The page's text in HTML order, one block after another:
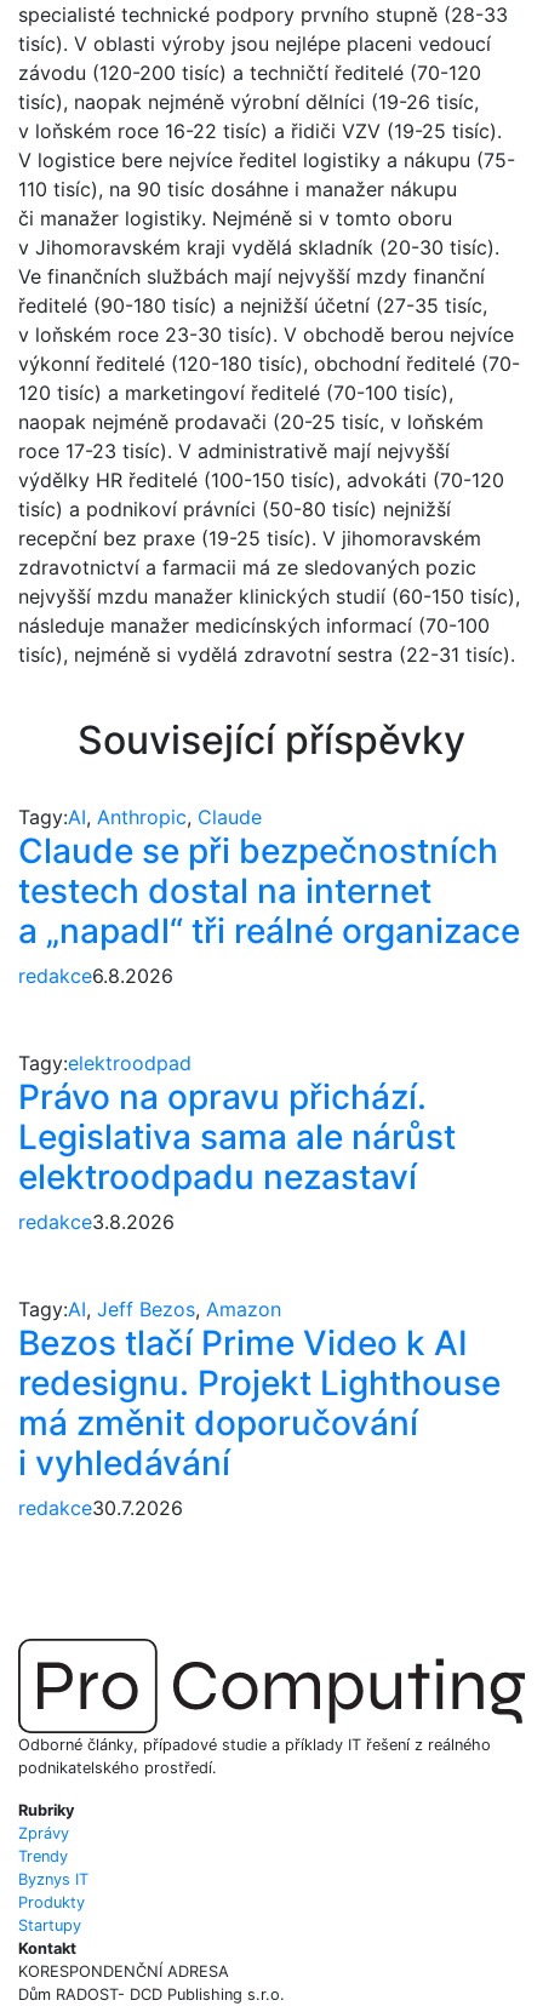
specialisté technické podpory prvního stupně (28-33
tisíc). V oblasti výroby jsou nejlépe placeni vedoucí
závodu (120-200 tisíc) a techničtí ředitelé (70-120
tisíc), naopak nejméně výrobní dělníci (19-26 tisíc,
v loňském roce 16-22 tisíc) a řidiči VZV (19-25 tisíc).
V logistice bere nejvíce ředitel logistiky a nákupu (75-
110 tisíc), na 90 tisíc dosáhne i manažer nákupu
či manažer logistiky. Nejméně si v tomto oboru
v Jihomoravském kraji vydělá skladník (20-30 tisíc).
Ve finančních službách mají nejvyšší mzdy finanční
ředitelé (90-180 tisíc) a nejnižší účetní (27-35 tisíc,
v loňském roce 23-30 tisíc). V obchodě berou nejvíce
výkonní ředitelé (120-180 tisíc), obchodní ředitelé (70-
120 tisíc) a marketingoví ředitelé (70-100 tisíc),
naopak nejméně prodavači (20-25 tisíc, v loňském
roce 17-23 tisíc). V administrativě mají nejvyšší
výdělky HR ředitelé (100-150 tisíc), advokáti (70-120
tisíc) a podnikoví právníci (50-80 tisíc) nejnižší
recepční bez praxe (19-25 tisíc). V jihomoravském
zdravotnictví a farmacii má ze sledovaných pozic
nejvyšší mzdu manažer klinických studií (60-150 tisíc),
následuje manažer medicínských informací (70-100
tisíc), nejméně si vydělá zdravotní sestra (22-31 tisíc).
Související příspěvky
Tagy:AI, Anthropic, Claude
Claude se při bezpečnostních
testech dostal na internet
a „napadl“ tři reálné organizace
redakce6.8.2026
Tagy:elektroodpad
Právo na opravu přichází.
Legislativa sama ale nárůst
elektroodpadu nezastaví
redakce3.8.2026
Tagy:AI, Jeff Bezos, Amazon
Bezos tlačí Prime Video k AI
redesignu. Projekt Lighthouse
má změnit doporučování
i vyhledávání
redakce30.7.2026
Odborné články, případové studie a příklady IT řešení z reálného
podnikatelského prostředí.
Rubriky
Zprávy
Trendy
Byznys IT
Produkty
Startupy
Kontakt
KORESPONDENČNÍ ADRESA
Dům RADOST- DCD Publishing s.r.o.